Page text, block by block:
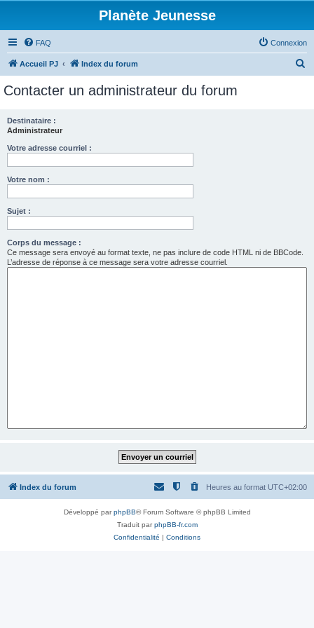
Planète Jeunesse
FAQ Connexion
Accueil PJ Index du forum
Contacter un administrateur du forum
Destinataire :
Administrateur
Votre adresse courriel :
Votre nom :
Sujet :
Corps du message :
Ce message sera envoyé au format texte, ne pas inclure de code HTML ni de BBCode.
L’adresse de réponse à ce message sera votre adresse courriel.
Index du forum Heures au format UTC+02:00
Développé parphpBB® Forum Software © phpBB Limited
Traduit parphpBB-fr.com
Confidentialité | Conditions